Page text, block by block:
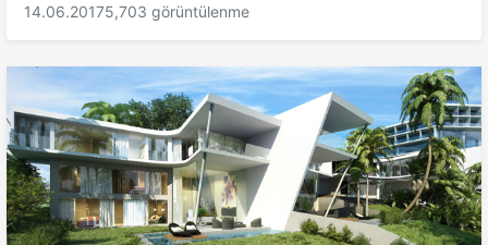
14.06.20175,703 görüntülenme